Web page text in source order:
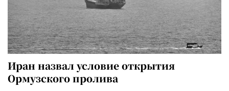
Иран назвал условие открытия
Ормузского пролива